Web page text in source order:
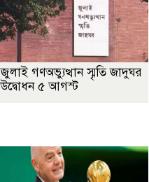
জুলাই গণঅভ্যুত্থান স্মৃতি জাদুঘর
উদ্বোধন ৫ আগস্ট